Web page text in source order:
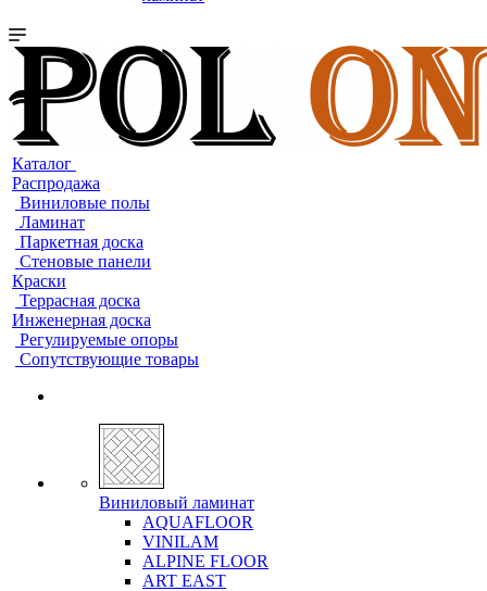
Каталог
Распродажа
Виниловые полы
Ламинат
Паркетная доска
Стеновые панели
Краски
Террасная доска
Инженерная доска
Регулируемые опоры
Сопутствующие товары
Виниловый ламинат
AQUAFLOOR
VINILAM
ALPINE FLOOR
ART EAST